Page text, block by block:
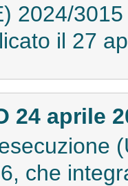
2024/
il 27
24 aprile
che